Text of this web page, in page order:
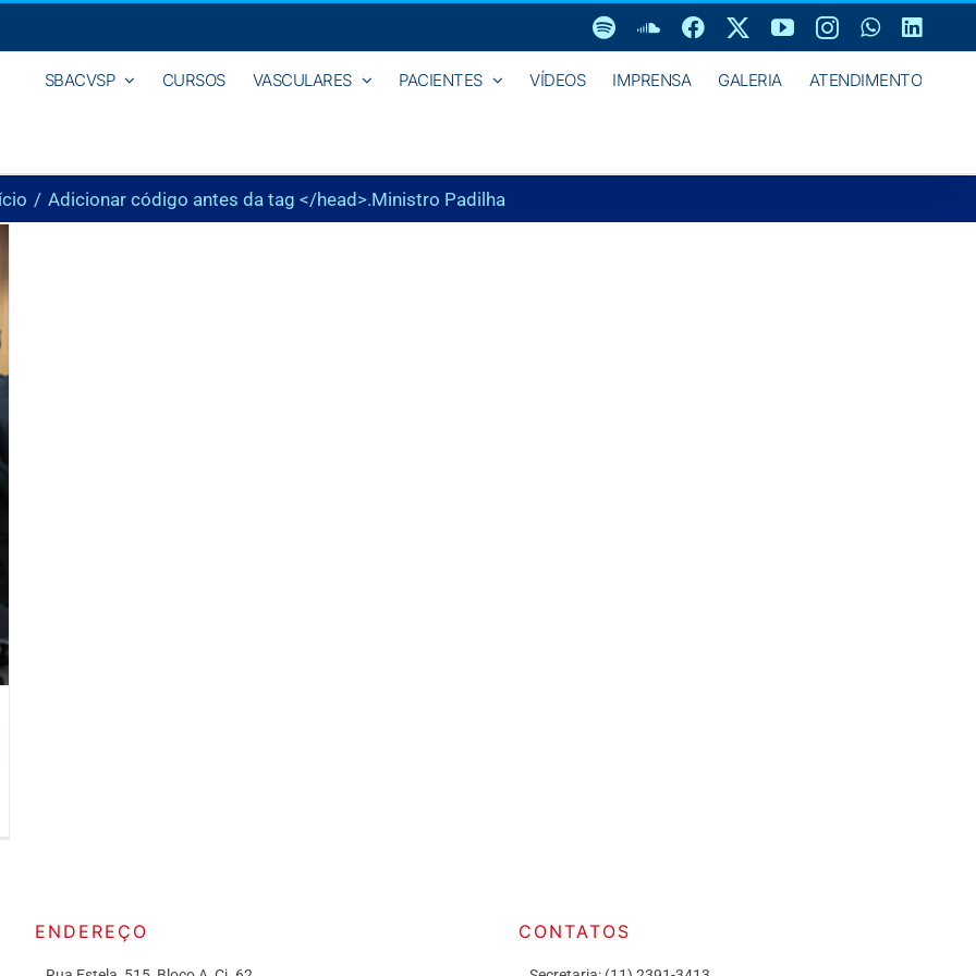
SpotifySoundCloud
FacebookYouTubeInstagram
SBACVSP CURSOS VASCULARES PACIENTES VÍDEOS IMPRENSA GALERIA ATENDIMENTO
Adicionar código antes da tag </head>.Ministro Padilha
ENDEREÇO CONTATOS